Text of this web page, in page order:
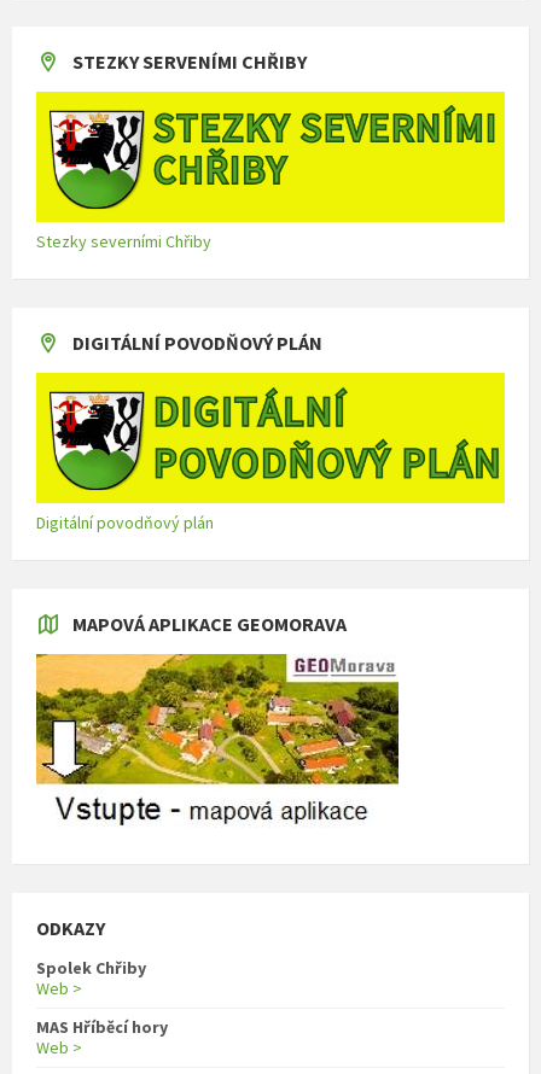
STEZKY SERVENÍMI CHŘIBY
Stezky severními Chřiby
DIGITÁLNÍ POVODŇOVÝ PLÁN
Digitální povodňový plán
MAPOVÁ APLIKACE GEOMORAVA
ODKAZY
Spolek Chřiby
Web >
MAS Hříběcí hory
Web >